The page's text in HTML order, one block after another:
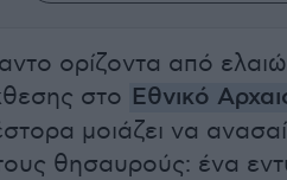
ορίζοντα από
στο Εθνικό
μοιάζει να
θησαυρούς: ένα